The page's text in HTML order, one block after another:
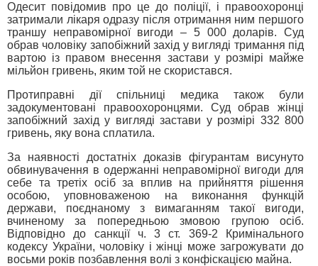
Одесит повідомив про це до поліції, і правоохоронці
затримали лікаря одразу після отримання ним першого
траншу неправомірної вигоди – 5 000 доларів. Суд
обрав чоловіку запобіжний захід у вигляді тримання під
вартою із правом внесення застави у розмірі майже
мільйон гривень, яким той не скористався.
Протиправні дії спільниці медика також були
задокументовані правоохоронцями. Суд обрав жінці
запобіжний захід у вигляді застави у розмірі 332 800
гривень, яку вона сплатила.
За наявності достатніх доказів фігурантам висунуто
обвинувачення в одержанні неправомірної вигоди для
себе та третіх осіб за вплив на прийняття рішення
особою, уповноваженою на виконання функцій
держави, поєднаному з вимаганням такої вигоди,
вчиненому за попередньою змовою групою осіб.
Відповідно до санкції ч. 3 ст. 369-2 Кримінального
кодексу України, чоловіку і жінці може загрожувати до
восьми років позбавлення волі з конфіскацією майна.